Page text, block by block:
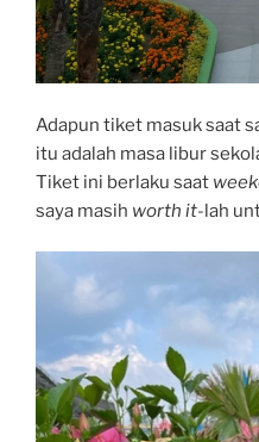
Adapun tiket masuk saat
itu adalah masa libur
Tiket ini berlaku saat
saya masih worth it-lah